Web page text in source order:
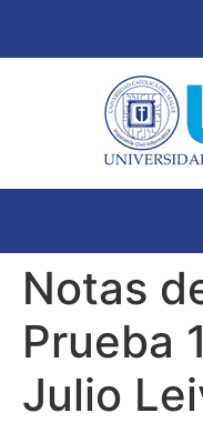
Notas
Prueba
Julio